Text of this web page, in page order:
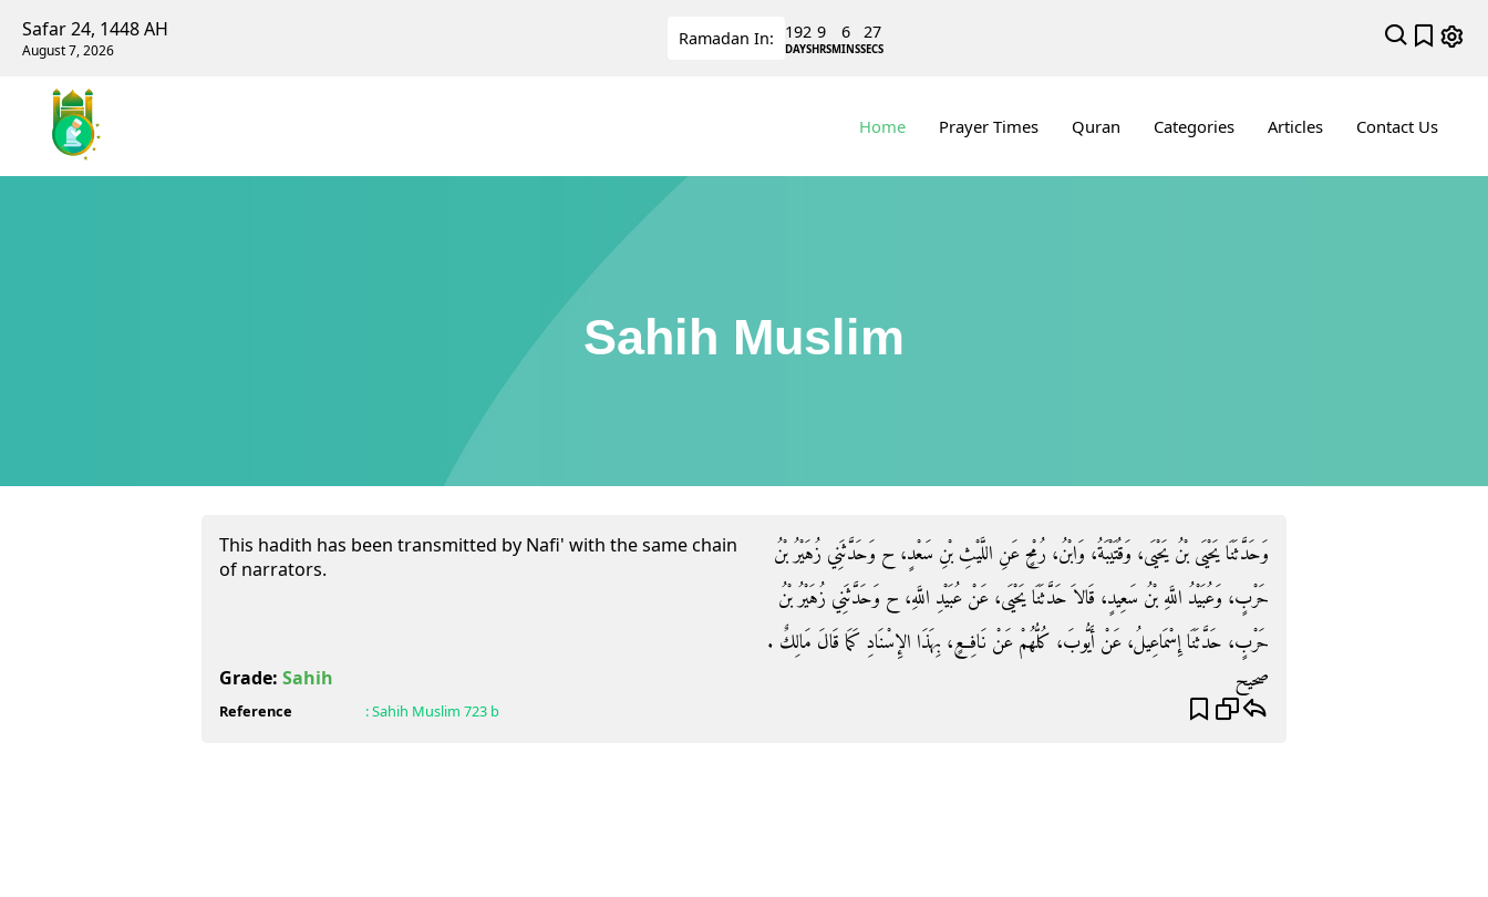
Safar 24, 1448 AH
August 7, 2026
Ramadan In: 192
DAYS
9
HRS
6
MINS
27
SECS
Home Prayer Times Quran Categories Articles Contact Us
Sahih Muslim
This hadith has been transmitted by Nafi' with the same chain
of narrators.
وَحَدَّثَنَا يَحْيَى بْنُ يَحْيَى، وَقُتَيْبَةُ، وَابْنُ، رُمْحٍ عَنِ اللَّيْثِ بْنِ سَعْدٍ، ح وَحَدَّثَنِي زُهَيْرُ بْنُ
حَرْبٍ، وَعُبَيْدُ اللَّهِ بْنُ سَعِيدٍ، قَالاَ حَدَّثَنَا يَحْيَى، عَنْ عُبَيْدِ اللَّهِ، ح وَحَدَّثَنِي زُهَيْرُ بْنُ
حَرْبٍ، حَدَّثَنَا إِسْمَاعِيلُ، عَنْ أَيُّوبَ، كُلُّهُمْ عَنْ نَافِعٍ، بِهَذَا الإِسْنَادِ كَمَا قَالَ مَالِكٌ ‏.‏
Grade: Sahih صحيح
Reference :Sahih Muslim 723 b